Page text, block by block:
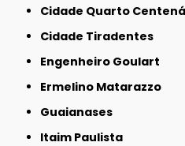
Cidade Quarto
Cidade Tiradentes
Engenheiro Goulart
Ermelino Matarazzo
Guaianases
Itaim Paulista